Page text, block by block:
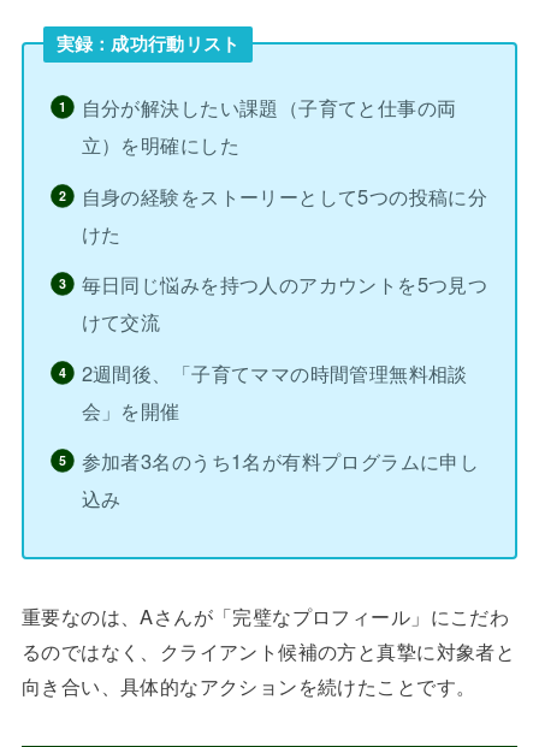
実録：成功行動リスト
自分が解決したい課題（子育てと仕事の両
立）を明確にした
自身の経験をストーリーとして5つの投稿に分
けた
毎日同じ悩みを持つ人のアカウントを5つ見つ
けて交流
2週間後、「子育てママの時間管理無料相談
会」を開催
参加者3名のうち1名が有料プログラムに申し
込み
重要なのは、Aさんが「完璧なプロフィール」にこだわ
るのではなく、クライアント候補の方と真摯に対象者と
向き合い、具体的なアクションを続けたことです。